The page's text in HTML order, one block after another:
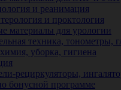
и реанимация
и проктология
материалы для урологии
техника, тонометры,
уборка, гигиена
рециркуляторы,
бонусной программе